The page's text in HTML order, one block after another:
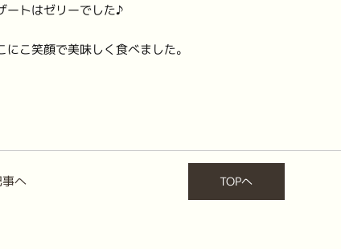
ートはゼリーでした♪
にこ笑顔で美味しく食べました。
へ TOPへ